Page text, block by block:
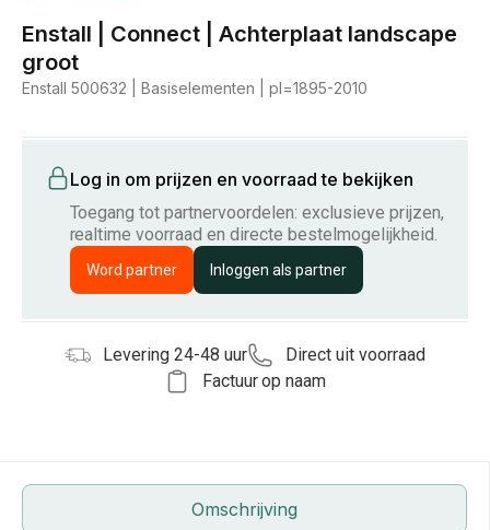
Enstall | Connect | Achterplaat landscape
groot
Enstall 500632 | Basiselementen | pl=1895-2010
Log in om prijzen en voorraad te bekijken
Toegang tot partnervoordelen: exclusieve prijzen,
realtime voorraad en directe bestelmogelijkheid.
Word partner Inloggen als partner
Levering 24-48 uur
Direct uit voorraad
Factuur op naam
Omschrijving